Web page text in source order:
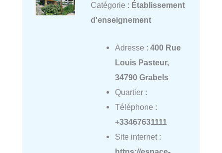
Catégorie : Établissement
d'enseignement
Adresse : 400 Rue
Louis Pasteur,
34790 Grabels
Quartier :
Téléphone :
+33467631111
Site internet :